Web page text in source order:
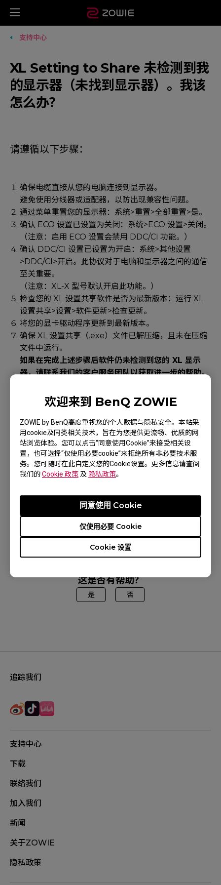
欢迎来到 BenQ ZOWIE
ZOWIE by BenQ高度重视您的个人数据与隐私安全。本站采
用cookie及同类相关技术，旨在为您提供更流畅、优质的网
站浏览体验。您可以点击“同意使用Cookie”来接受相关设
置，也可选择“仅使用必要cookie”来拒绝所有非必要技术服
务。您可随时在此自定义您的Cookie设置。更多信息请查阅
我们的Cookie 政策 及 隐私政策。
Cookie 设置
仅使用必要 Cookie
同意使用 Cookie
支持中心
XL Setting to Share 未检测到我
的显示器（未找到显示器）。我该
怎么办？
请遵循以下步骤：
确保电缆直接从您的电脑连接到显示器。
避免使用分线器或适配器，以防出现兼容性问题。
通过菜单重置您的显示器：系统>重置>全部重置>是。
确认 ECO 设置已设置为关闭：系统>ECO 设置>关闭。
（注意：启用 ECO 设置会禁用 DDC/CI 功能。）
确认 DDC/CI 设置已设置为开启：系统>其他设置
>DDC/CI>开启。此协议对于电脑和显示器之间的通信
至关重要。
（注意：XL-X 型号默认开启此功能。）
检查您的 XL 设置共享软件是否为最新版本：运行 XL
设置共享>设置>软件更新>检查更新。
将您的显卡驱动程序更新到最新版本。
确保 XL 设置共享（.exe）文件已解压缩，且未在压缩
文件中运行。
如果在完成上述步骤后软件仍未检测到您的 XL 显示
器，请联系我们的客户服务团队以获取进一步的帮助。
件。要导出日志，请在软件内导航至设置>基本设置>技
术支持>导出日志。
适用型号
XL2546X (24.5"), XL2566K (24.5"), XL2586X
(24.1"), XL2731K (27"), XL2746K (27")
这是否有帮助？
是 否
追踪我们
支持中心
下载
联络我们
加入我们
新闻
关于ZOWIE
隐私政策